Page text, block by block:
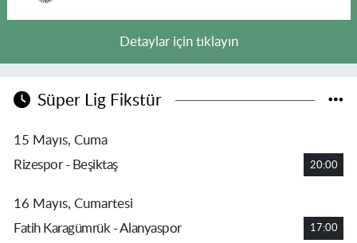
Detaylar için tıklayın
Süper Lig Fikstür
15 Mayıs, Cuma
Rizespor - Beşiktaş
20:00
16 Mayıs, Cumartesi
Fatih Karagümrük - Alanyaspor
17:00